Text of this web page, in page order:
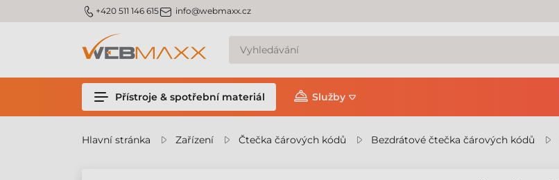
m_phone +420 511 146 615m_email info@webmaxx.cz
Přístroje & spotřební materiál Služby
Hlavní stránka Zařízení Čtečka čárových kódů Bezdrátové čtečka čárových kódů